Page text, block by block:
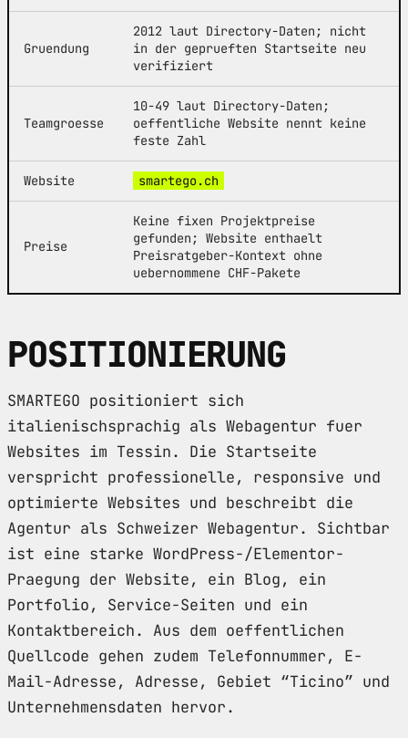
Gruendung
2012 laut Directory-Daten; nicht
in der geprueften Startseite neu
verifiziert
Teamgroesse
10-49 laut Directory-Daten;
oeffentliche Website nennt keine
feste Zahl
Website smartego.ch
Preise
Keine fixen Projektpreise
gefunden; Website enthaelt
Preisratgeber-Kontext ohne
uebernommene CHF-Pakete
POSITIONIERUNG
SMARTEGO positioniert sich
italienischsprachig als Webagentur fuer
Websites im Tessin. Die Startseite
verspricht professionelle, responsive und
optimierte Websites und beschreibt die
Agentur als Schweizer Webagentur. Sichtbar
ist eine starke WordPress-/Elementor-
Praegung der Website, ein Blog, ein
Portfolio, Service-Seiten und ein
Kontaktbereich. Aus dem oeffentlichen
Quellcode gehen zudem Telefonnummer, E-
Mail-Adresse, Adresse, Gebiet “Ticino” und
Unternehmensdaten hervor.